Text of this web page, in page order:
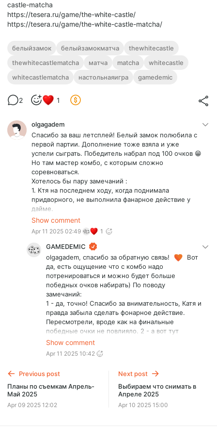
castle-matcha
https://tesera.ru/game/the-white-castle/
https://tesera.ru/game/the-white-castle-matcha/
белыйзамок белыйзамокматча
thewhitecastle
thewhitecastlematcha
матча matcha
whitecastle
whitecastlematcha
настольнаяигра gamedemic
2 1
olgagadem
Спасибо за ваш летсплей! Белый замок полюбила с
первой партии. Дополнение тоже взяла и уже
успели сыграть. Победитель набрал под 100 очков 😁
Но там мастер комбо, с которым сложно
соревноваться.
Хотелось бы пару замечаний :
1. Ктя на последнем ходу, когда поднимала
придворного, не выполнила фанарное действие у
дайме.
2. В конце игры не активировал садовников.
Буду ждать ваших следующих летсплеев❤️
Show comment
Apr 11 2025 02:49 1
GAMEDEMIC
olgagadem, спасибо за обратную связь!
Вот
да, есть ощущение что с комбо надо
потренироваться и можно будет больше
победных очков набирать) По поводу
замечаний:
1 - да, точно! Спасибо за внимательность, Катя и
правда забыла сделать фонарное действие.
Пересмотрели, вроде как на финальные
победные очки не повлияло. 2 - а вот тут
обратите внимание, в 3 раунде садовники не
активируются, прописан этот момент в правилах
( + на самой карте в правом углу (где счетчик
Show comment
Apr 11 2025 10:42
Previous post
Планы по съемкам Апрель-
Май 2025
Apr 09 2025 12:02
Next post
Выбираем что снимать в
Апреле 2025
Apr 10 2025 15:00